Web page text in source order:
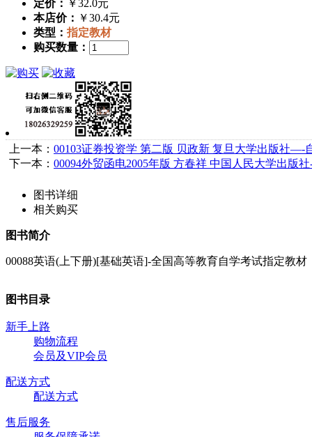
定价： ￥32.0元
本店价： ￥30.4元
类型： 指定教材
购买数量：
上一本： 00103证券投资学 第二版 贝政新 复旦大学出版社—-
下一本： 00094外贸函电2005年版 方春祥 中国人民大学出版
图书详细
相关购买
图书简介
00088英语(上下册)[基础英语]-全国高等教育自学考试指定教材
图书目录
新手上路
购物流程
会员及VIP会员
配送方式
配送方式
售后服务